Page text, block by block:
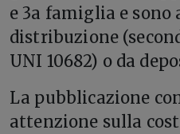
e 3a famiglia e
distribuzione
UNI 10682) o da
La pubblicazione
attenzione sulla